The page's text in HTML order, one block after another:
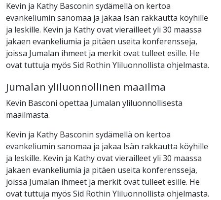
Kevin ja Kathy Basconin sydämellä on kertoa
evankeliumin sanomaa ja jakaa Isän rakkautta köyhille
ja leskille. Kevin ja Kathy ovat vierailleet yli 30 maassa
jakaen evankeliumia ja pitäen useita konferensseja,
joissa Jumalan ihmeet ja merkit ovat tulleet esille. He
ovat tuttuja myös Sid Rothin Yliluonnollista ohjelmasta.
Jumalan yliluonnollinen maailma
Kevin Basconi opettaa Jumalan yliluonnollisesta
maailmasta.
Kevin ja Kathy Basconin sydämellä on kertoa
evankeliumin sanomaa ja jakaa Isän rakkautta köyhille
ja leskille. Kevin ja Kathy ovat vierailleet yli 30 maassa
jakaen evankeliumia ja pitäen useita konferensseja,
joissa Jumalan ihmeet ja merkit ovat tulleet esille. He
ovat tuttuja myös Sid Rothin Yliluonnollista ohjelmasta.